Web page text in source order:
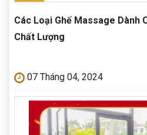
Các Loại Ghế Massage Dành
Chất Lượng
07 Tháng 04, 2024